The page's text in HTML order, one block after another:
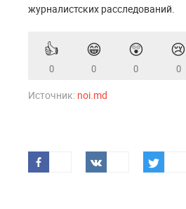
журналистских расследований.
👍
0
😁
0
😲
0
😢
0
Источник: noi.md